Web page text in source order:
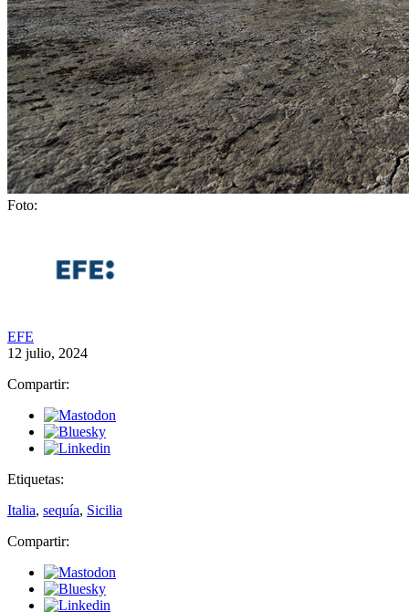
Foto:
EFE
12 julio, 2024
Compartir:
Etiquetas:
Italia, sequía, Sicilia
Compartir: